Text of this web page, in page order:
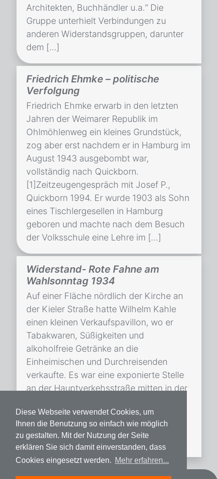
Diese Webseite verwendet Cookies, um
Ihnen die Benutzung so einfach wie möglich
zu gestalten. Mit der Nutzung der Seite
erklären Sie sich damit einverstanden, dass
Cookies eingesetzt werden. Mehr erfahren...
Architekten, Buchhändler u.a.“ Die
Gruppe unterhielt Verbindungen zu
anderen Widerstandsgruppen, darunter
dem […]
Friedrich Ehmke – politische
Verfolgung
Friedrich Ehmke erwarb in den letzten
Jahren der Weimarer Republik im
Ohlmöhlenweg ein kleines Grundstück,
zog aber erst nachdem er in Hamburg im
August 1943 ausgebombt war,
vollständig nach Quickborn.
[1]Zeitzeugengespräch mit Josef P.,
Quickborn 1994. Er wurde 1903 als Sohn
eines Tischlergesellen in Hamburg
geboren und machte nach dem Besuch
der Volksschule eine Lehre im […]
Widerstand- Rote Fahne am
Wahlsonntag 1934
Auf einer Fläche nördlich der Kirche an
der Kieler Straße hatte Wilhelm Kahle
einen kleinen Verkaufspavillon, wo er
Tabakwaren, Süßigkeiten und
alkoholfreie Getränke an die
Einheimischen und Durchreisenden
verkaufte. Es war eine exponierte Stelle
an der Hauptverkehsstraße mitten in der
Schleswig-Holstein (LASH), Abt. 320.12
Nr. 1253. Als am 19. August 1934 die
Nationalsozialisten eine […]